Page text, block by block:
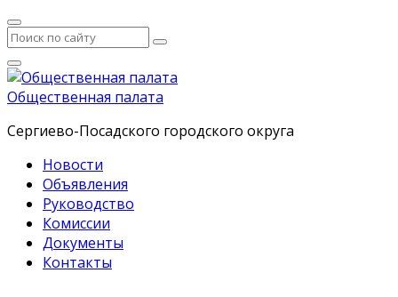
Общественная палата
Сергиево-Посадского городского округа
Новости
Объявления
Руководство
Комиссии
Документы
Контакты